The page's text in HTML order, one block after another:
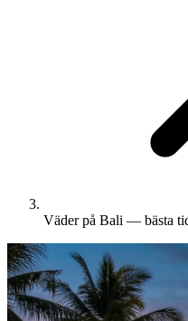
Väder på Bali — bästa